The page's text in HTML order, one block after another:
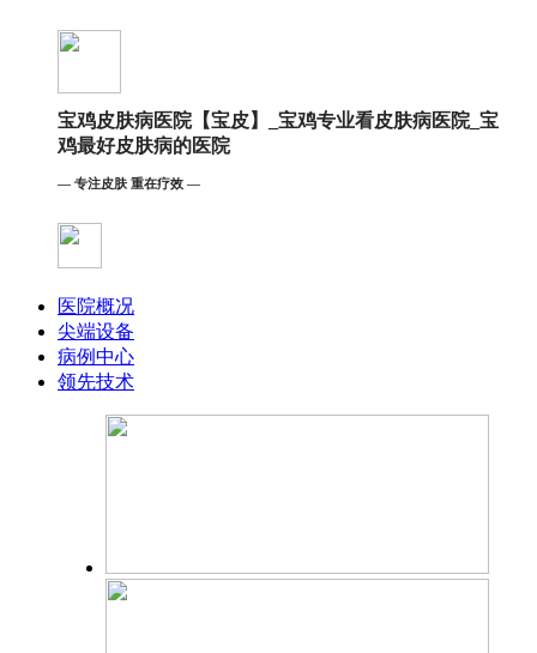
宝鸡皮肤病医院【宝皮】_宝鸡专业看皮肤病医院_宝
鸡最好皮肤病的医院
— 专注皮肤 重在疗效 —
医院概况
尖端设备
病例中心
领先技术